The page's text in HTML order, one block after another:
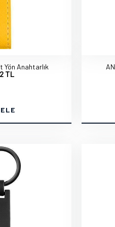
Yön Anahtarlık
TL